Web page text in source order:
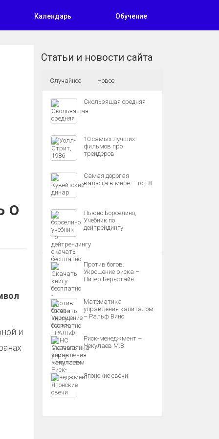
Календарь Обучение
о
и
Статьи и новости сайта
Случайное Новое
Скользящая средняя
10 самых лучших
фильмов про
трейдеров
Самая дорогая
валюта в мире – топ 8
Льюис Борселино,
Учебник по
дейтрейдингу
Против богов.
Укрощение риска –
Питер Бернстайн
Математика
управления капиталом
– Ральф Винс
Риск-менеджмент –
Чекулаев М.В.
Японские свечи